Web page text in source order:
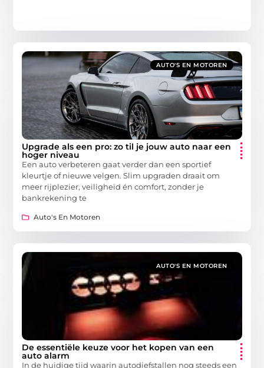
AUTO'S EN MOTOREN
Upgrade als een pro: zo til je jouw auto naar een
hoger niveau
Een auto verbeteren gaat verder dan een sportief
kleurtje of nieuwe velgen. Slim upgraden draait om
meer rijplezier, veiligheid én comfort, zonder je
bankrekening te
Auto's En Motoren
AUTO'S EN MOTOREN
De essentiële keuze voor het kopen van een
auto alarm
In de huidige tijd waarin autodiefstallen nog steeds een